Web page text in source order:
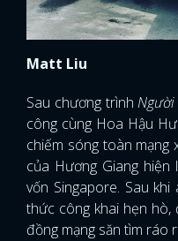
Matt Liu
Sau chương trìnhNgười
công cùng Hoa Hậu
chiếm sóng toàn mạng
của Hương Giang hiện
vốn Singapore. Sau
thức công khai hẹn
đồng mạng săn tìm ráo